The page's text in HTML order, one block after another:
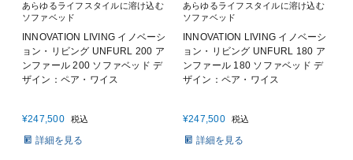
あらゆるライフスタイルに溶け込む
ソファベッド
INNOVATION LIVING イノベーシ
ョン・リビング UNFURL 200 ア
ンファール 200 ソファベッド デ
ザイン：ペア・ワイス
¥247,500 税込
詳細を見る
あらゆるライフスタイルに溶け込む
ソファベッド
INNOVATION LIVING イノベーシ
ョン・リビング UNFURL 180 ア
ンファール 180 ソファベッド デ
ザイン：ペア・ワイス
¥247,500 税込
詳細を見る